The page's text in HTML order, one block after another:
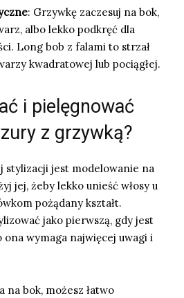
: Grzywkę zaczesuj na bok,
albo lekko podkręć dla
Long bob z falami to strzał
kwadratowej lub pociągłej.
i pielęgnować
z grzywką?
stylizacji jest modelowanie na
jej, żeby lekko unieść włosy u
pożądany kształt.
jako pierwszą, gdy jest
wymaga najwięcej uwagi i
na bok, możesz łatwo